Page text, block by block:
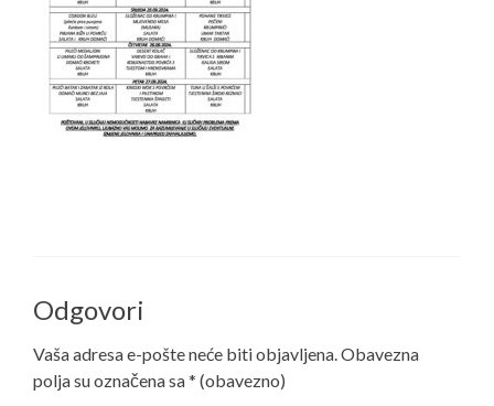
Odgovori
Vaša adresa e-pošte neće biti objavljena.Obavezna
polja su označena sa* (obavezno)